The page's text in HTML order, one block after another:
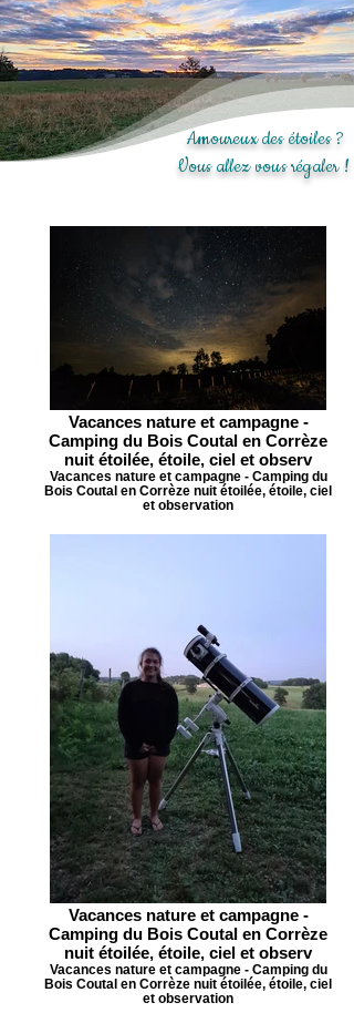
Amoureux des étoiles ?
Vous allez vous régaler !
Vacances nature et campagne -
Camping du Bois Coutal en Corrèze
nuit étoilée, étoile, ciel et observ
Vacances nature et campagne - Camping du
Bois Coutal en Corrèze nuit étoilée, étoile, ciel
et observation
Vacances nature et campagne -
Camping du Bois Coutal en Corrèze
nuit étoilée, étoile, ciel et observ
Vacances nature et campagne - Camping du
Bois Coutal en Corrèze nuit étoilée, étoile, ciel
et observation